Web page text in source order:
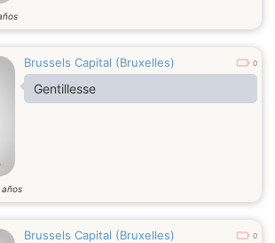
Brussels Capital (Bruxelles) 0
Gentillesse
años
Brussels Capital (Bruxelles) 0